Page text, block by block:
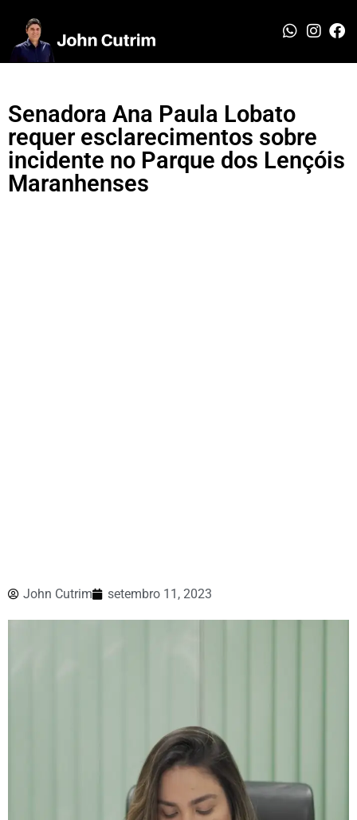
Senadora Ana Paula Lobato
requer esclarecimentos sobre
incidente no Parque dos Lençóis
Maranhenses
John Cutrim setembro 11, 2023